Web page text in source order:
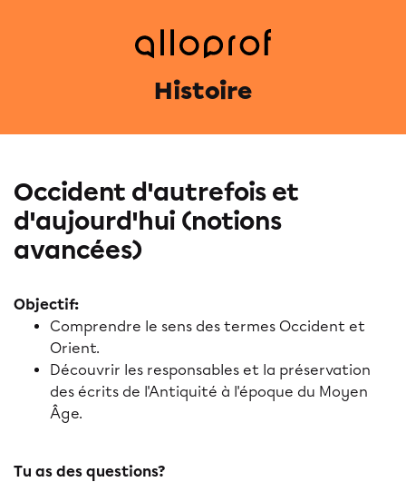
Histoire
Occident d'autrefois et
d'aujourd'hui (notions
avancées)
Objectif:
Comprendre le sens des termes Occident et
Orient.
Découvrir les responsables et la préservation
des écrits de l'Antiquité à l'époque du Moyen
Âge.
Tu as des questions?